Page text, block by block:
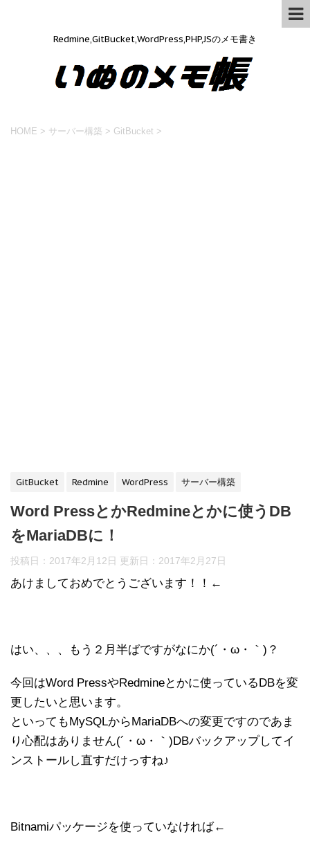
Redmine,GitBucket,WordPress,PHP,JSのメモ書き
HOME > サーバー構築 > GitBucket >
GitBucket Redmine WordPress サーバー構築
Word PressとかRedmineとかに使うDB
をMariaDBに！
投稿日：2017年2月12日 更新日： 2017年2月27日
あけましておめでとうございます！！←
はい、、、もう２月半ばですがなにか(´・ω・｀)？
今回はWord PressやRedmineとかに使っているDBを変
更したいと思います。
といってもMySQLからMariaDBへの変更ですのであま
り心配はありません(´・ω・｀)DBバックアップしてイ
ンストールし直すだけっすね♪
Bitnamiパッケージを使っていなければ←